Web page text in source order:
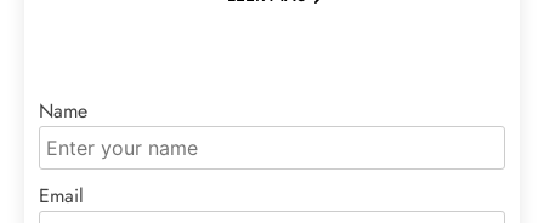
Name
Email